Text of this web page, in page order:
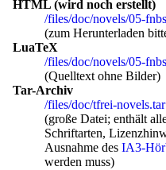
HTML (wird noch erstellt)
/files/doc/novels/05-
(zum Herunterladen
LuaTeX
/files/doc/novels/05-
(Quelltext ohne Bilder)
Tar-Archiv
/files/doc/tfrei-novels.tar
(große Datei; enthält
Schriftarten,
Ausnahme des IA3-
werden muss)